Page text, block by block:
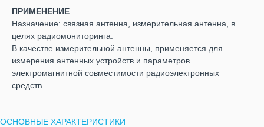
ПРИМЕНЕНИЕ
Назначение: связная антенна, измерительная антенна, в
целях радиомониторинга.
В качестве измерительной антенны, применяется для
измерения антенных устройств и параметров
электромагнитной совместимости радиоэлектронных
средств.
ОСНОВНЫЕ ХАРАКТЕРИСТИКИ